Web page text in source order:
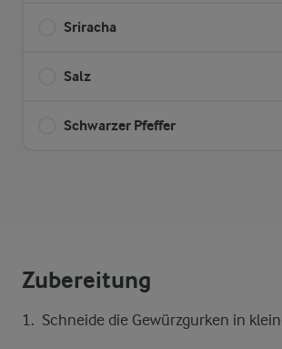
Sriracha
Salz
Schwarzer Pfeffer
Zubereitung
Schneide die Gewürzgurken in